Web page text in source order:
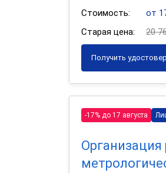
Стоимость:
от
Старая цена:
20
Получить
-17% до 17 августа
Организация